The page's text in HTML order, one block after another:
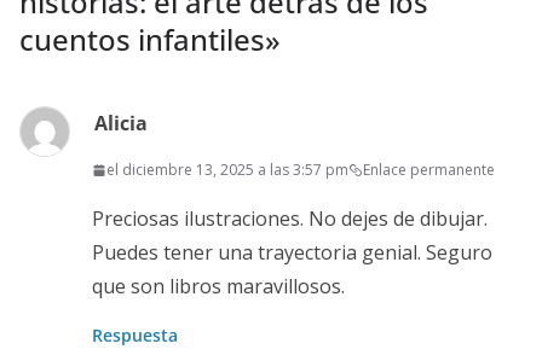
cuentos infantiles»
Alicia
el diciembre 13, 2025 a las 3:57 pm Enlace permanente
Preciosas ilustraciones. No dejes de dibujar.
Puedes tener una trayectoria genial. Seguro
que son libros maravillosos.
Respuesta